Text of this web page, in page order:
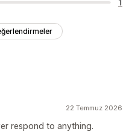
1
22 Temmuz 2026
respond to anything.